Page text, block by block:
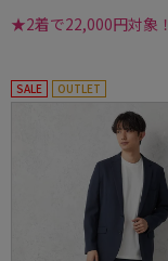
★2着で22,000円対象！
SALE OUTLET